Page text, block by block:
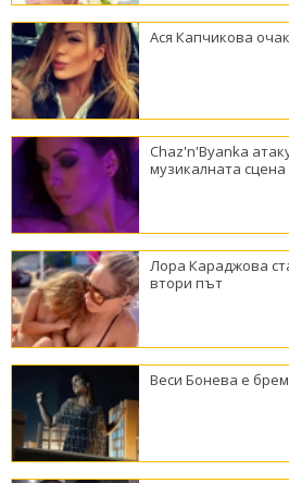
Ася Капчикова
Chaz'n'Byanka
музикалната
Лора Караджова
втори път
Веси Бонева е